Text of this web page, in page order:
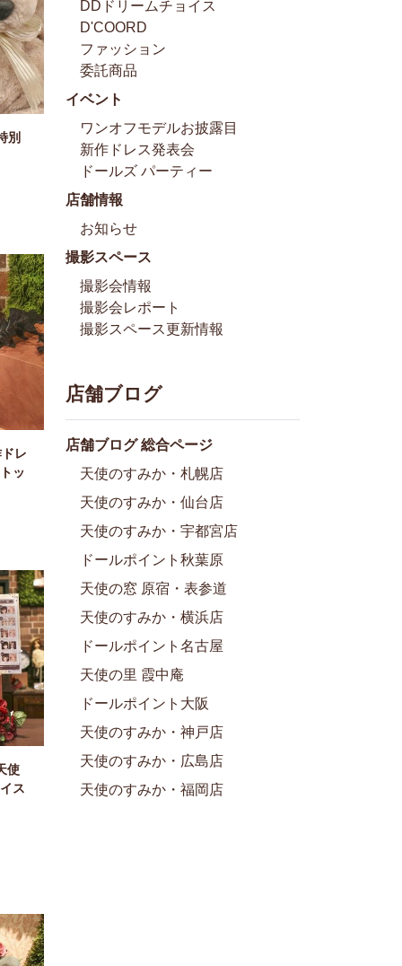
別
レ
ッ
使
ス
DDドリームチョイス
D'COORD
ファッション
委託商品
イベント
ワンオフモデルお披露目
新作ドレス発表会
ドールズ パーティー
店舗情報
お知らせ
撮影スペース
撮影会情報
撮影会レポート
撮影スペース更新情報
店舗ブログ
店舗ブログ 総合ページ
天使のすみか・札幌店
天使のすみか・仙台店
天使のすみか・宇都宮店
ドールポイント秋葉原
天使の窓 原宿・表参道
天使のすみか・横浜店
ドールポイント名古屋
天使の里 霞中庵
ドールポイント大阪
天使のすみか・神戸店
天使のすみか・広島店
天使のすみか・福岡店